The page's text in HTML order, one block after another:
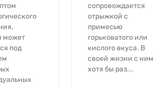
может
под
сопровождается
отрыжкой с
примесью
горьковатого или
кислого вкуса. В
своей жизни с ним
хотя бы раз...